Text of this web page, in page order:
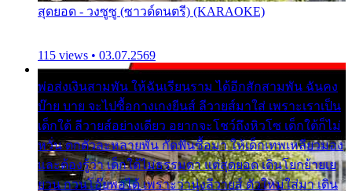
สุดยอด - วงซูซู (ซาวด์ดนตรี) (KARAOKE)
115 views • 03.07.2569
พ่อส่งเงินสามพัน ให้ฉันเรียนราม ได้อีกสักสามพัน ฉันคง
บ๊าย บาย จะไปซื้อกางเกงยีนส์ ลีวายส์มาใส่ เพราะเราเป็น
เด็กใต้ ลีวายส์อย่างเดียว อยากจะโชว์ถึงหิวโซ เด็กใต้ก็ไม่
หวั่น ตกตัวละหลายพัน กัดฟันซื้อมา ให้เด็กเทพเหลียวมอง
และต้องรู้ว่า เด็กใต้ไม่ธรรมดา แต่สุดยอด เดินโยกย้ายเย
ยวน กวนโอ๊ยพอได้ เพราะว่านุ่งลีวายส์ ตัวใหม่ใส่มา เดิน